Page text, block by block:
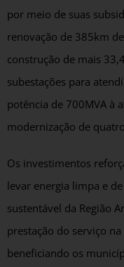
por meio de suas
renovação de 385km
construção de mais
subestações para
potência de 700MVA à
modernização de
Os investimentos
levar energia limpa e
sustentável da Região
prestação do serviço
beneficiando os